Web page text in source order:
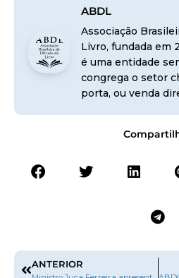
ABDL
Associação
Livro, fundada em
é uma entidade
congrega o setor
porta, ou venda
ANTERIOR